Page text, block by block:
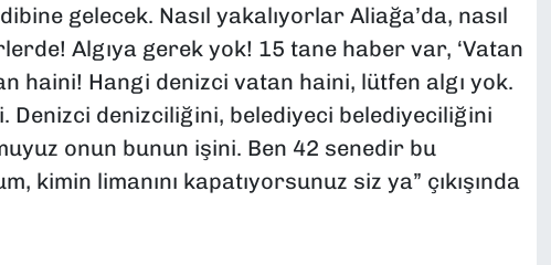
gelecek. Nasıl yakalıyorlar Aliağa’da, nasıl
Algıya gerek yok! 15 tane haber var, ‘Vatan
haini! Hangi denizci vatan haini, lütfen algı yok.
Denizci denizciliğini, belediyeci belediyeciliğini
onun bunun işini. Ben 42 senedir bu
kimin limanını kapatıyorsunuz siz ya” çıkışında